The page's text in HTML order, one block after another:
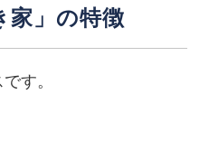
家」の特徴
す。